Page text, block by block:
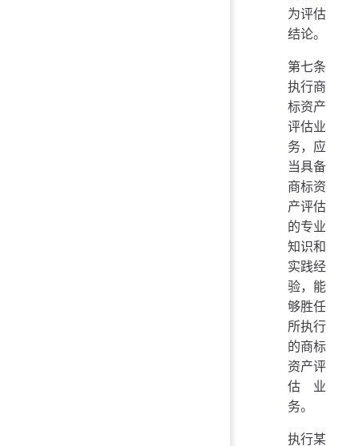
为评估
结论。
第七条
执行商
标资产
评估业
务，应
当具备
商标资
产评估
的专业
知识和
实践经
验，能
够胜任
所执行
的商标
资产评
估业
务。
执行某